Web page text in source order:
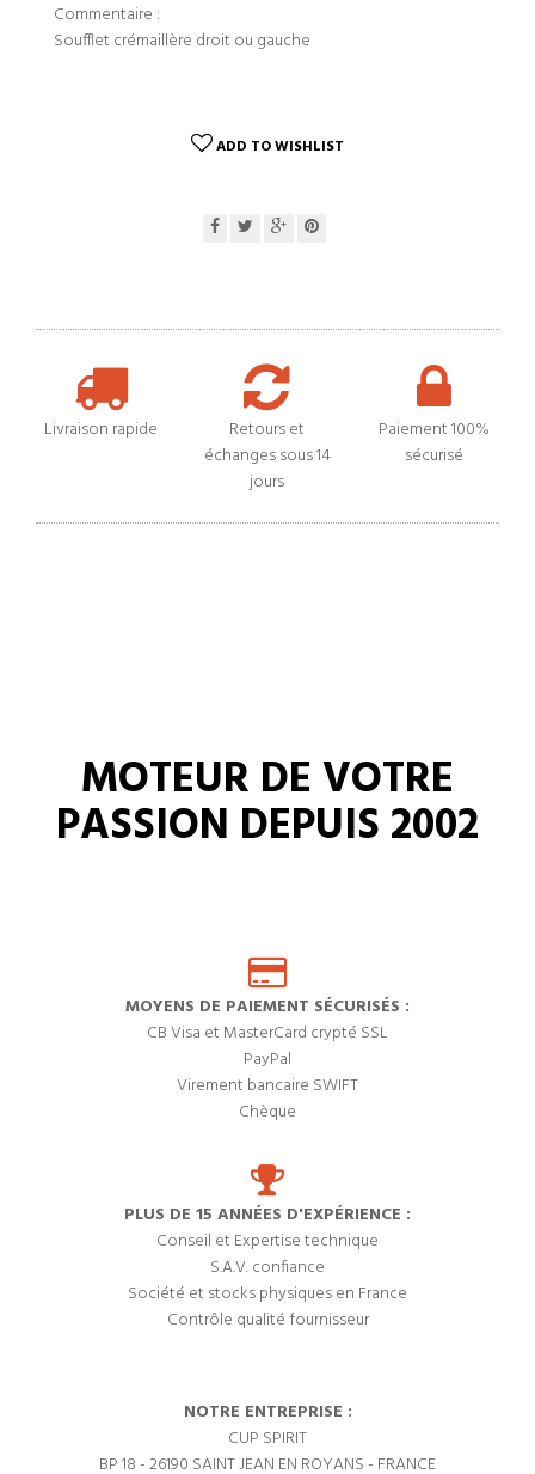
Commentaire :
Soufflet crémaillère droit ou gauche
ADD TO WISHLIST
Livraison rapide
Retours et
échanges sous 14
jours
Paiement 100%
sécurisé
MOTEUR DE VOTRE
PASSION DEPUIS 2002
MOYENS DE PAIEMENT SÉCURISÉS :
CB Visa et MasterCard crypté SSL
PayPal
Virement bancaire SWIFT
Chèque
PLUS DE 15 ANNÉES D'EXPÉRIENCE :
Conseil et Expertise technique
S.A.V. confiance
Société et stocks physiques en France
Contrôle qualité fournisseur
NOTRE ENTREPRISE :
CUP SPIRIT
BP 18 - 26190 SAINT JEAN EN ROYANS - FRANCE